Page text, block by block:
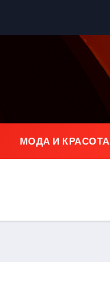
МОДА И КРАСОТА